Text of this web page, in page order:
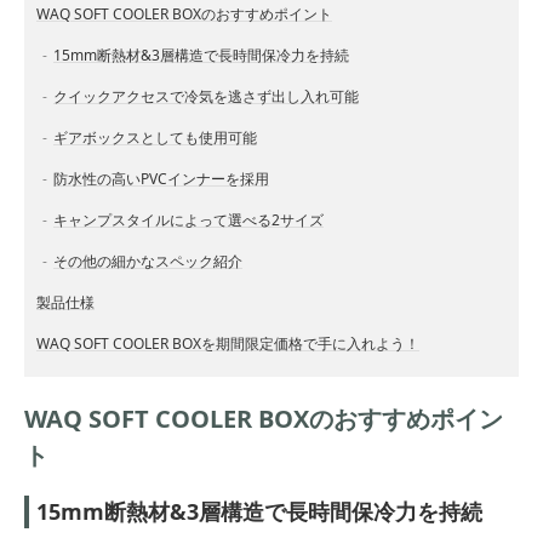
WAQ SOFT COOLER BOXのおすすめポイント
15mm断熱材&3層構造で長時間保冷力を持続
クイックアクセスで冷気を逃さず出し入れ可能
ギアボックスとしても使用可能
防水性の高いPVCインナーを採用
キャンプスタイルによって選べる2サイズ
その他の細かなスペック紹介
製品仕様
WAQ SOFT COOLER BOXを期間限定価格で手に入れよう！
WAQ SOFT COOLER BOXのおすすめポイン
ト
15mm断熱材&3層構造で長時間保冷力を持続